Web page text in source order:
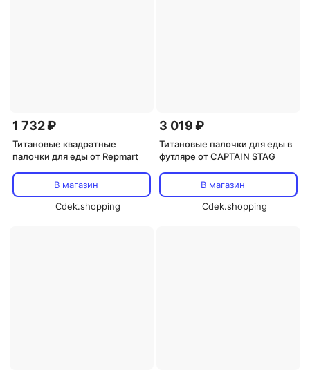
1 732 ₽
Титановые квадратные
палочки для еды от Repmart
В магазин
Cdek.shopping
3 019 ₽
Титановые палочки для еды в
футляре от CAPTAIN STAG
В магазин
Cdek.shopping